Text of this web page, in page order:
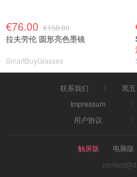
€76.00 €158.00
拉夫劳伦 圆形亮色墨镜
SmartBuyGlasses
联系我们 黑五
Impressum
用户协议
触屏版 电脑版